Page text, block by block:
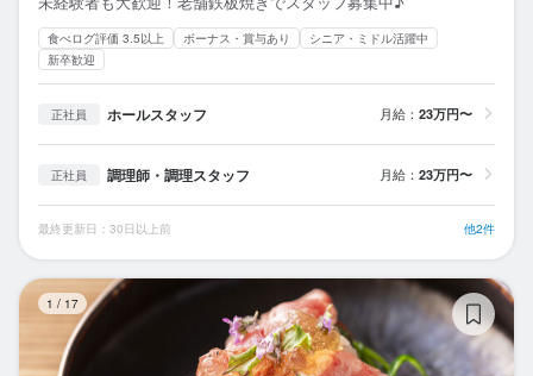
食べログ評価 3.5以上 ボーナス・賞与あり
シニア・ミドル活躍中
新卒歓迎
正社員 ホールスタッフ 月給： 23万円〜
正社員 調理師・調理スタッフ 月給： 23万円〜
最終更新日：30日以上前 他2件
1 / 17